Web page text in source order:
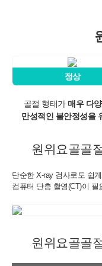
정상
골절 형태가매우 다
만성적인 불안정성을
원위요골골
단순한 X-ray 검사로도 쉽
컴퓨터 단층 촬영(CT)이 필
원위요골골